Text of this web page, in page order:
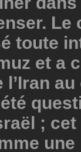
Le
toute
et a
;
une